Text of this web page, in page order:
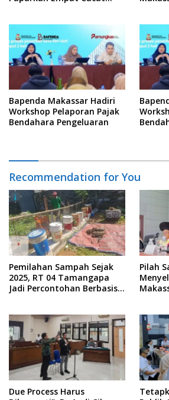
Bapenda Makassar Hadiri
Workshop Pelaporan Pajak
Bendahara Pengeluaran
Recommendation for You
Pemilahan Sampah Sejak
2025, RT 04 Tamangapa
Jadi Percontohan Berbasis
Pilah
Due Process Harus